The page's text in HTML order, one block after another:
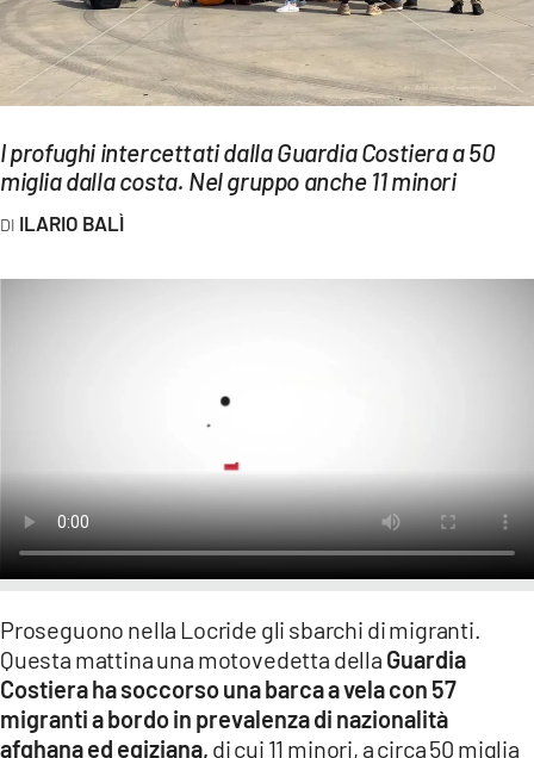
SPORT
Streaming
LAC TV
LAC NETWORK
LACONAIR.IT
LACITYMAG.IT
ILREGGINO.IT
COSENZACHANNEL.IT
ILVIBONESE.IT
CATANZAROCHANNEL.IT
I profughi intercettati dalla Guardia Costiera a 50
miglia dalla costa. Nel gruppo anche 11 minori
ILARIO BALÌ
Proseguono nella Locride gli sbarchi di migranti.
Questa mattina una motovedetta della Guardia
Costiera ha soccorso una barca a vela con 57
migranti a bordo in prevalenza di nazionalità
afghana ed egiziana, di cui 11 minori, a circa 50 miglia